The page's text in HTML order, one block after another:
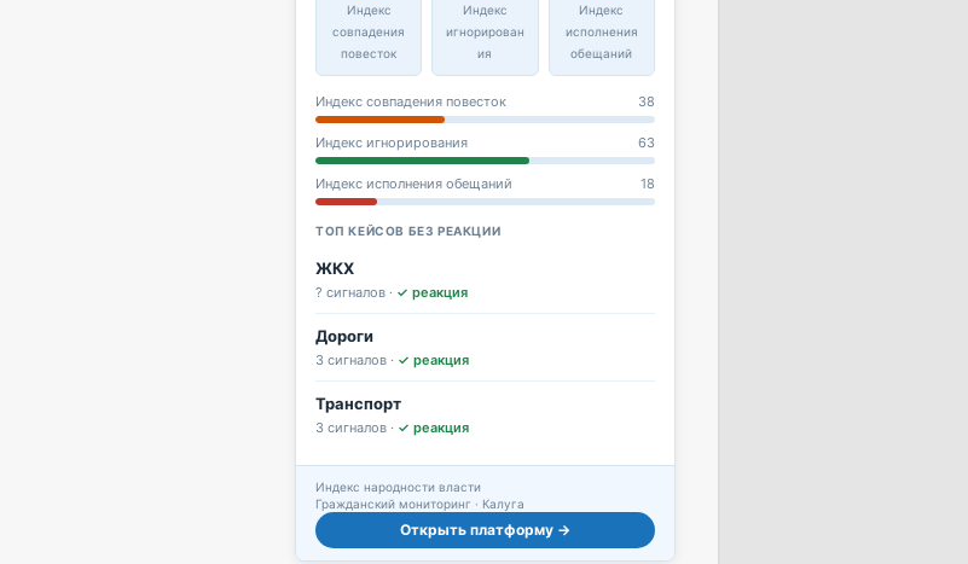
Индекс
совпадения
повесток
Индекс
игнорирован
ия
Индекс
исполнения
обещаний
Индекс совпадения повесток 38
Индекс игнорирования 63
Индекс исполнения обещаний 18
ТОП КЕЙСОВ БЕЗ РЕАКЦИИ
ЖКХ
? сигналов · ✓ реакция
Дороги
3 сигналов · ✓ реакция
Транспорт
3 сигналов · ✓ реакция
Индекс народности власти
Гражданский мониторинг · Калуга
Открыть платформу →